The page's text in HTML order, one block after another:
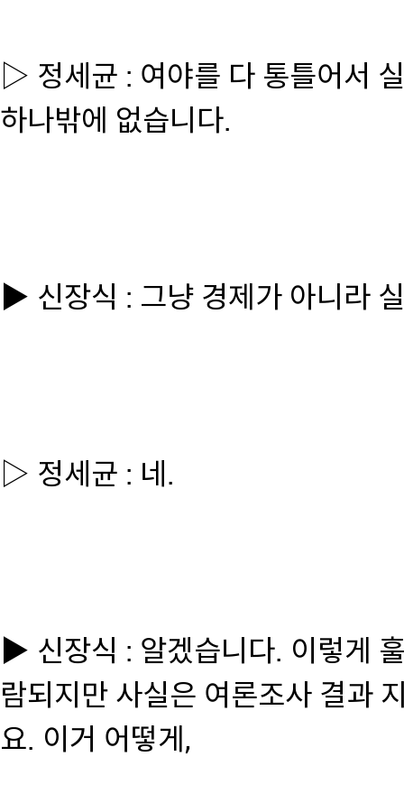
▷ 정세균 : 여야를 다 통틀어서
하나밖에 없습니다.
▶ 신장식 : 그냥 경제가 아니라
▷ 정세균 : 네.
▶ 신장식 : 알겠습니다. 이렇게
람되지만 사실은 여론조사 결과
요. 이거 어떻게,